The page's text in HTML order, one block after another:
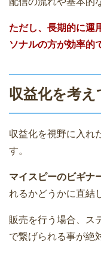
ただし、長期的に運
ソナルの方が効率的
収益化を考え
収益化を視野に入れ
す。
マイスピーのビギナ
れるかどうかに直結
販売を行う場合、ス
で繋げられる事が絶